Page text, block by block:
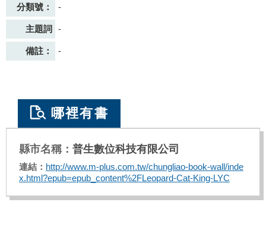
分類號： -
主題詞 -
備註： -
哪裡有書
普生數位科技有限公司
http://www.m-plus.com.tw/chungliao-book-wall/inde
x.html?epub=epub_content%2FLeopard-Cat-King-LYC